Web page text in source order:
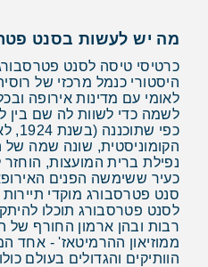
מה יש לעשות בסנט
כרטיסי טיסה לסנט
היסטורי כנמל מרכזי של
לאומי עם מדינות אירופה
לשמה כדי לשוות לה שם בין
כפי
הקומוניסטית, שונה שמה של
נפילת ברית המועצות,
כעיר ששימשה הפנים
סנט פטרסבורג מוקדי
לסנט פטרסבורג תוכלו
רבות ובהן ארמון החורף של
ממוזיאון ההרמיטאז' - אחד
הוותיקים והגדולים בעולם